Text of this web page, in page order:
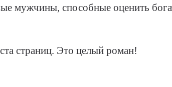
мужчины, способные оценить
страниц. Это целый роман!